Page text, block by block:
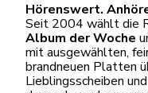
Hörenswert.
Seit 2004 wählt die
Album der Woche
mit ausgewählten,
brandneuen Platten
Lieblingsscheiben